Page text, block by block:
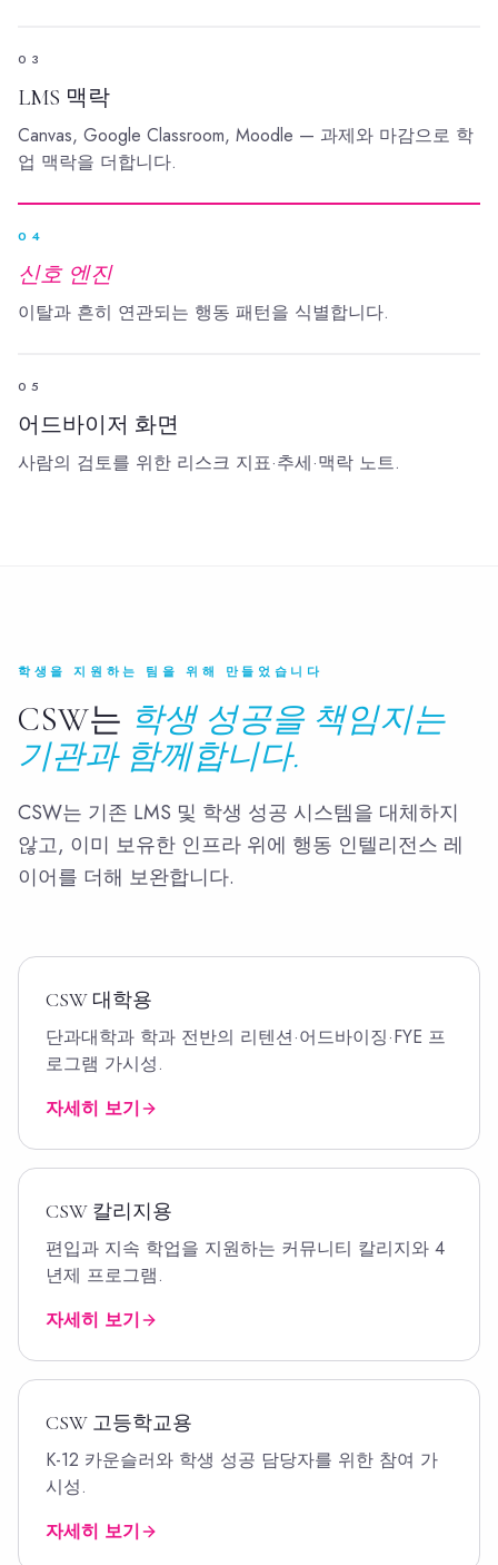
03
LMS 맥락
Canvas, Google Classroom, Moodle — 과제와 마감으로 학
업 맥락을 더합니다.
04
신호 엔진
이탈과 흔히 연관되는 행동 패턴을 식별합니다.
05
어드바이저 화면
사람의 검토를 위한 리스크 지표·추세·맥락 노트.
학생을 지원하는 팀을 위해 만들었습니다
CSW는 학생 성공을 책임지는
기관과 함께합니다.
CSW는 기존 LMS 및 학생 성공 시스템을 대체하지
않고, 이미 보유한 인프라 위에 행동 인텔리전스 레
이어를 더해 보완합니다.
CSW 대학용
단과대학과 학과 전반의 리텐션·어드바이징·FYE 프
로그램 가시성.
자세히 보기
CSW 칼리지용
편입과 지속 학업을 지원하는 커뮤니티 칼리지와 4
년제 프로그램.
자세히 보기
CSW 고등학교용
K-12 카운슬러와 학생 성공 담당자를 위한 참여 가
시성.
자세히 보기